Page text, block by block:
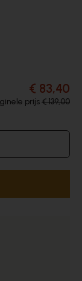
€ 83,40
prijs€ 139,00